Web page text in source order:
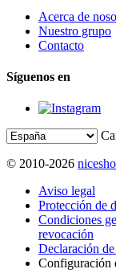
Acerca de
Nuestro grupo
Contacto
Síguenos en
© 2010-2026
Aviso legal
Protección de
Condiciones
revocación
Declaración
Configuración